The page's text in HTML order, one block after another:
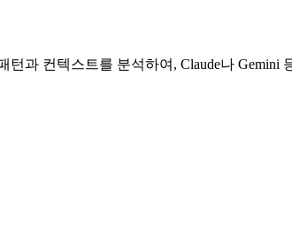
턴과 컨텍스트를 분석하여, Claude나